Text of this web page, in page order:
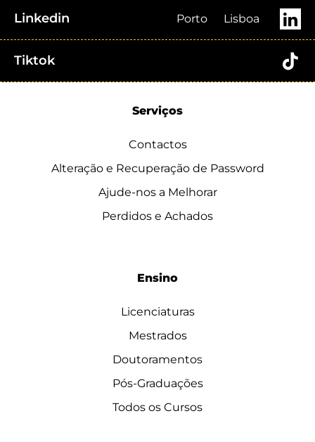
Linkedin Porto Lisboa
Tiktok
Serviços
Contactos
Alteração e Recuperação de Password
Ajude-nos a Melhorar
Perdidos e Achados
Ensino
Licenciaturas
Mestrados
Doutoramentos
Pós-Graduações
Todos os Cursos